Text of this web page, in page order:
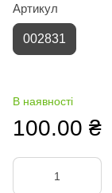
Артикул
002831
В наявності
100.00 ₴